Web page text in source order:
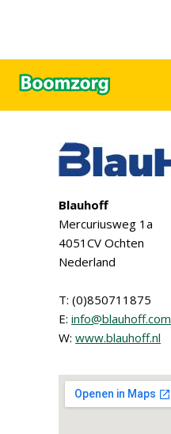
Blauhoff
Mercuriusweg 1a
4051CV Ochten
Nederland
T: (0)850711875
E: info@blauhoff.com
W: www.blauhoff.nl